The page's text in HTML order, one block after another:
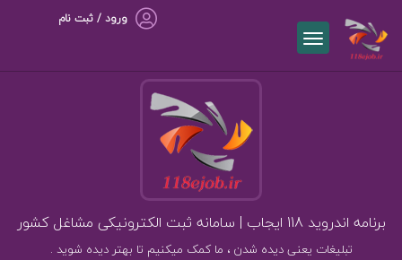
ورود / ثبت نام
برنامه اندروید 118 ایجاب | سامانه ثبت الکترونیکی مشاغل کشور
تبلیغات یعنی دیده شدن ، ما کمک میکنیم تا بهتر دیده شوید .